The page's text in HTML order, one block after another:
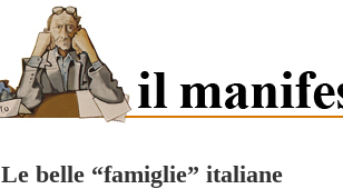
Le belle “famiglie” italiane